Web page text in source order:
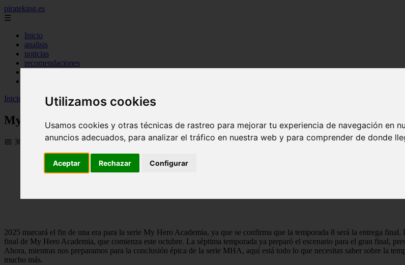
Utilizamos cookies
Usamos cookies y otras técnicas de rastreo para mejorar tu experiencia de navegación en
anuncios adecuados, para analizar el tráfico en nuestra web y para comprender de donde
Aceptar Rechazar Configurar
pirateking.es
☰
Inicio
analisis
noticias
recomendaciones
Inicio
fanficonepiece >My Hero Academia Temporada 8 (Temporada Final): Fecha de Estreno, Tráiler, Trama y Más
My Hero Academia Temporada 8 (Temporada Final): Fecha de Estreno,
📅 30/09/2025
2025 marcará el fin de una era para la serie My Hero Academia, ya que se confirma que la temporada 8 será la entrega
final de My Hero Academia, que comienza este octubre. La séptima temporada ya preparó el escenario para el gran final,
Ahora, mientras nos preparamos para la conclusión épica de la serie MHA, aquí está todo lo que necesitas saber sobre la
mucho más.